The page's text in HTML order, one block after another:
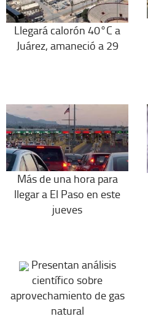
Llegará calorón 40°C a
Juárez, amaneció a 29
Más de una hora para
llegar a El Paso en este
jueves
Presentan análisis
científico sobre
aprovechamiento de gas
natural